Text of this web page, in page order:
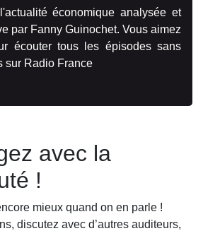
économique analysée et
par Fanny Guinochet. Vous aimez
écouter tous les épisodes sans
sur Radio France
avec la
!
mieux quand on en parle !
discutez avec d’autres auditeurs,